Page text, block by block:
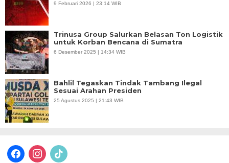
9 Februari 2026 | 23:14 WIB
Trinusa Group Salurkan Belasan Ton Logistik
untuk Korban Bencana di Sumatra
6 Desember 2025 | 14:34 WIB
Bahlil Tegaskan Tindak Tambang Ilegal
Sesuai Arahan Presiden
25 Agustus 2025 | 21:43 WIB
facebookinstagram
tiktok